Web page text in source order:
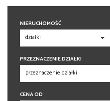
NIERUCHOMOŚĆ
PRZEZNACZENIE DZIAŁKI
CENA OD